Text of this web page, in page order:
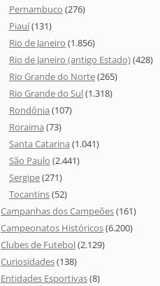
Pernambuco (276)
Piauí(131)
Rio de Janeiro (1.856)
Rio de Janeiro (antigo Estado)(428)
Rio Grande do Norte(265)
Rio Grande do Sul(1.318)
Rondônia (107)
Roraima (73)
Santa Catarina (1.041)
São Paulo (2.441)
Sergipe(271)
Tocantins(52)
Campanhas dos Campeões(161)
Campeonatos Históricos(6.200)
Clubes de Futebol(2.129)
Curiosidades(138)
Entidades Esportivas(8)